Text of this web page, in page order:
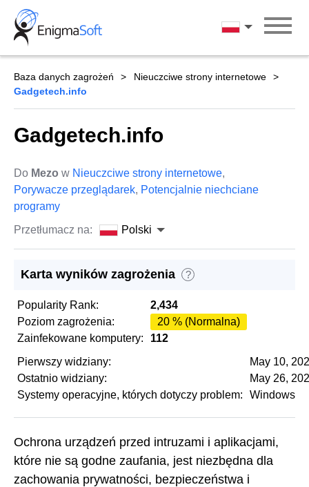
Skip
content
Polski
Baza danych zagrożeń
Nieuczciwe strony internetowe
Gadgetech.info
Gadgetech.info
Do Mezo w Nieuczciwe strony internetowe,
Porywacze przeglądarek, Potencjalnie niechciane
programy
Przetłumacz na:
Polski
Karta wyników zagrożenia ?
Popularity Rank:
2,434
Poziom zagrożenia:
20 % (Normalna)
Zainfekowane komputery:
112
Pierwszy widziany:
May 10,
Ostatnio widziany:
May 26,
Systemy operacyjne, których dotyczy problem:
Windows
Ochrona urządzeń przed intruzami i aplikacjami,
które nie są godne zaufania, jest niezbędna dla
zachowania prywatności, bezpieczeństwa i